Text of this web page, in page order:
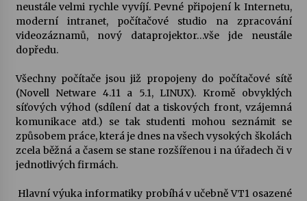
Letní koncerty ve Stromovce: Kolchoz a
Jenakaši
Votavžatský ploty
23. 7. 2026
Letní koncerty ve Stromovce: Rufus Miller
22. 7. 2026
neustále velmi rychle vyvíjí. Pevné připojení k Internetu,
moderní intranet, počítačové studio na zpracování
videozáznamů, nový dataprojektor…vše jde neustále
dopředu.
Všechny počítače jsou již propojeny do počítačové sítě
(Novell Netware 4.11 a 5.1, LINUX). Kromě obvyklých
síťových výhod (sdílení dat a tiskových front, vzájemná
komunikace atd.) se tak studenti mohou seznámit se
způsobem práce, která je dnes na všech vysokých školách
zcela běžná a časem se stane rozšířenou i na úřadech či v
jednotlivých firmách.
Hlavní výuka informatiky probíhá v učebně VT1 osazené